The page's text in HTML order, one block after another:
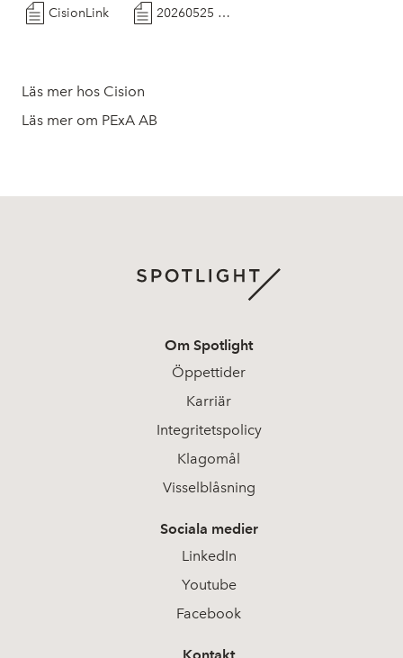
CisionLink 20260525 Pressmeddelande PExA TV4 Nyheterna
Läs mer hos Cision
Läs mer om PExA AB
Om Spotlight
Öppettider
Karriär
Integritetspolicy
Klagomål
Visselblåsning
Sociala medier
LinkedIn
Youtube
Facebook